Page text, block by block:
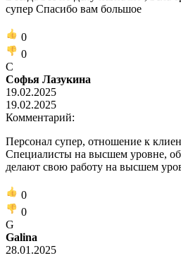
супер Спасибо вам большое
0
0
С
Софья Лазукина
19.02.2025
19.02.2025
Комментарий:
Персонал супер, отношение к
Специалисты на высшем уровне,
делают свою работу на высшем
0
0
G
Galina
28.01.2025